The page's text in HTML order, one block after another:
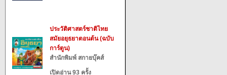
ประวัติศาสตร์ชาติไทย
สมัยอยุธยาตอนต้น (ฉบับ
การ์ตูน)
สำนักพิมพ์ สกายบุ๊คส์
เปิดอ่าน 93 ครั้ง